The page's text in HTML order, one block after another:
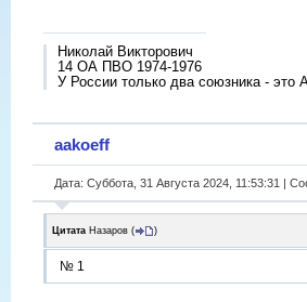
Николай Викторович
14 ОА ПВО 1974-1976
У России только два союзника - это
aakoeff
Дата: Суббота, 31 Августа 2024, 11:53:31 |
Цитата Назаров ( )
№ 1